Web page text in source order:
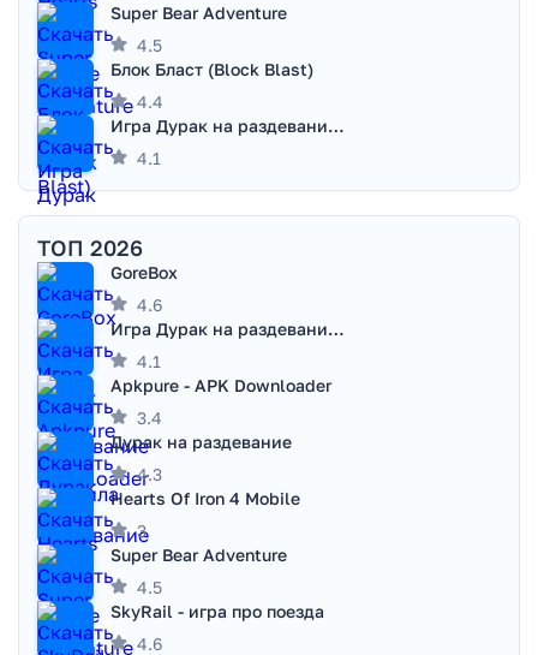
Super Bear Adventure
4.5
Блок Бласт (Block Blast)
4.4
Игра Дурак на раздевание - Правила игры
4.1
ТОП 2026
GoreBox
4.6
Игра Дурак на раздевание - Правила игры
4.1
Apkpure - APK Downloader
3.4
Дурак на раздевание
4.3
Hearts Of Iron 4 Mobile
3
Super Bear Adventure
4.5
SkyRail - игра про поезда
4.6